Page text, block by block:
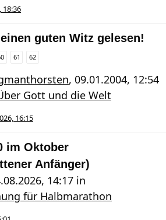
18:36
guten Witz gelesen!
61 62
, 09.01.2004, 12:54
Gott und die Welt
16:15
im Oktober
Anfänger)
14:17 in
für Halbmarathon